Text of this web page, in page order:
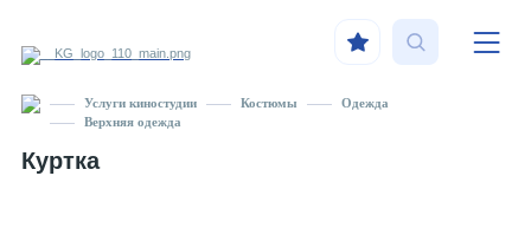
Услуги киностудии Костюмы
Одежда
Верхняя одежда
Куртка